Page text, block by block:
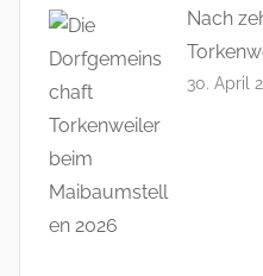
Nach
30. April